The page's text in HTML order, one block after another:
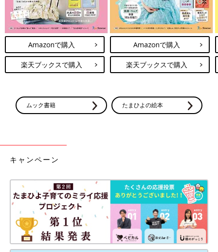
Amazonで購入
楽天ブックスで購入
Amazonで購入
楽天ブックスで購入
ムック書籍 たまひよの絵本
キャンペーン